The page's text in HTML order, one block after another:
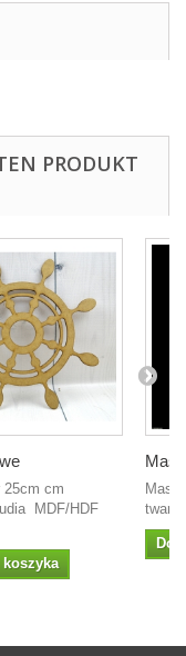
PRODUKT
25cm cm
MDF/HDF
koszyka